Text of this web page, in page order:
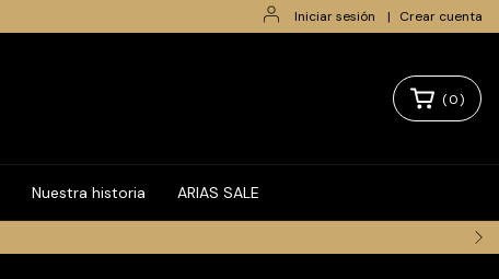
Iniciar sesión | Crear cuenta
(0)
Nuestra historia ARIAS SALE